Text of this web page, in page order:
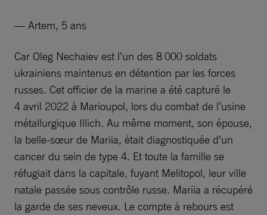
— Artem, 5 ans
Car Oleg Nechaiev est l’un des 8 000 soldats
ukrainiens maintenus en détention par les forces
russes. Cet officier de la marine a été capturé le
4 avril 2022 à Marioupol, lors du combat de l’usine
métallurgique Illich. Au même moment, son épouse,
la belle-sœur de Mariia, était diagnostiquée d’un
cancer du sein de type 4. Et toute la famille se
réfugiait dans la capitale, fuyant Melitopol, leur ville
natale passée sous contrôle russe. Mariia a récupéré
la garde de ses neveux. Le compte à rebours est